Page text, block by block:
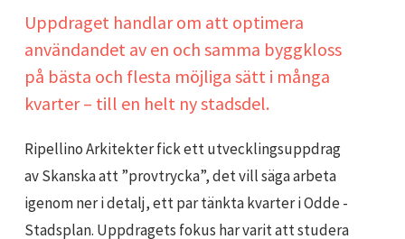
Uppdraget handlar om att optimera
användandet av en och samma byggkloss
på bästa och flesta möjliga sätt i många
kvarter ­– till en helt ny stadsdel.
Ripellino Arkitekter fick ett utvecklingsuppdrag
av Skanska att ”provtrycka”, det vill säga arbeta
igenom ner i detalj, ett par tänkta kvarter i Odde -
Stadsplan. Uppdragets fokus har varit att studera